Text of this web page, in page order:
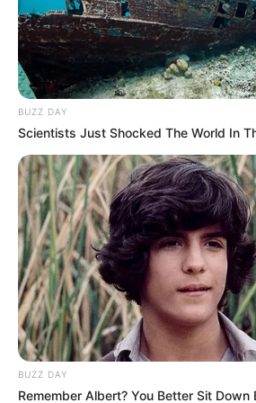
día?
BUZZ DAY
Scientists Just Shocked The World In
BUZZ DAY
Remember Albert? You Better Sit Down